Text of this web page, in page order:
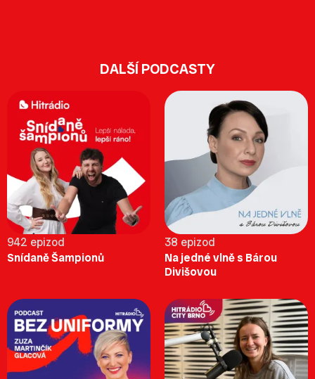
DALŠÍ PODCASTY
942 epizod
Snídaně Šampionů
38 epizod
Na jedné vlně s Bárou
Divišovou